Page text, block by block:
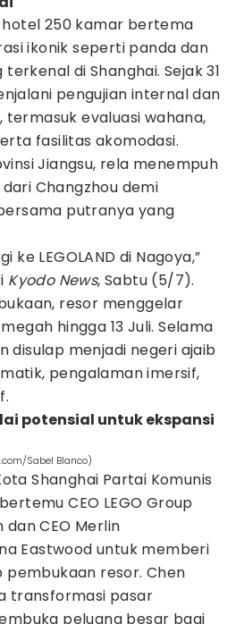
hotel 250 kamar bertema
ikonik seperti panda dan
di Shanghai. Sejak 31
pengujian internal dan
evaluasi wahana,
fasilitas akomodasi.
Jiangsu, rela menempuh
Changzhou demi
putranya yang
ke LEGOLAND di Nagoya,”
Kyodo News, Sabtu (5/7).
resor menggelar
hingga 13 Juli. Selama
disulap menjadi negeri ajaib
pengalaman imersif,
potensial untuk ekspansi
Sabel Blanco)
Shanghai Partai Komunis
CEO LEGO Group
dan CEO Merlin
Eastwood untuk memberi
resor. Chen
transformasi pasar
peluang besar bagi